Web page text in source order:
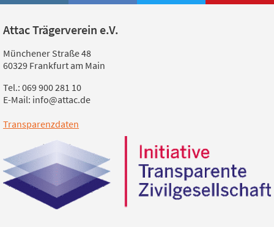
Attac Trägerverein e.V.
Münchener Straße 48
60329 Frankfurt am Main
Tel.: 069 900 281 10
E-Mail: info@attac.de
Transparenzdaten